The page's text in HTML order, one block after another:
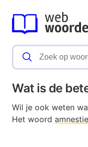
Wat is de
Wil je ook weten
Het woord amnestie